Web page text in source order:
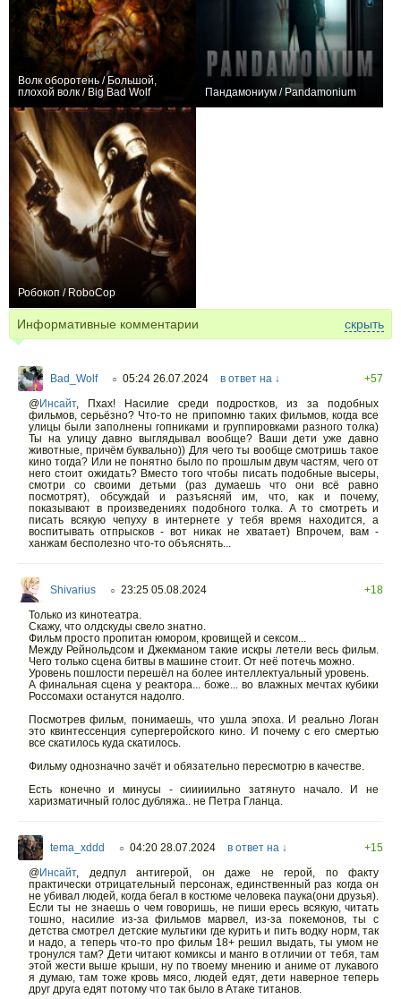
Волк оборотень / Большой,
плохой волк / Big Bad Wolf
Пандамониум / Pandamonium
Робокоп / RoboCop
Информативные комментарии скрыть
Bad_Wolf ○ 05:24 26.07.2024 в ответ на ↓
+57
@Инсайт, Пхах! Насилие среди подростков, из за подобных
фильмов, серьёзно? Что-то не припомню таких фильмов, когда все
улицы были заполнены гопниками и группировками разного толка)
Ты на улицу давно выглядывал вообще? Ваши дети уже давно
животные, причём буквально)) Для чего ты вообще смотришь такое
кино тогда? Или не понятно было по прошлым двум частям, чего от
него стоит ожидать? Вместо того чтобы писать подобные высеры,
смотри со своими детьми (раз думаешь что они всё равно
посмотрят), обсуждай и разъясняй им, что, как и почему,
показывают в произведениях подобного толка. А то смотреть и
писать всякую чепуху в интернете у тебя время находится, а
воспитывать отпрысков - вот никак не хватает) Впрочем, вам -
ханжам бесполезно что-то объяснять...
Shivarius ○ 23:25 05.08.2024
+18
Только из кинотеатра.
Скажу, что олдскуды свело знатно.
Фильм просто пропитан юмором, кровищей и сексом...
Между Рейнольдсом и Джекманом такие искры летели весь фильм.
Чего только сцена битвы в машине стоит. От неё потечь можно.
Уровень пошлости перешёл на более интеллектуальный уровень.
А финальная сцена у реактора... боже... во влажных мечтах кубики
Россомахи останутся надолго.
Посмотрев фильм, понимаешь, что ушла эпоха. И реально Логан
это квинтессенция супергеройского кино. И почему с его смертью
все скатилось куда скатилось.
Фильму однозначно зачёт и обязательно пересмотрю в качестве.
Есть конечно и минусы - сииииильно затянуто начало. И не
харизматичный голос дубляжа.. не Петра Гланца.
tema_xddd ○ 04:20 28.07.2024 в ответ на ↓
+15
@Инсайт, дедпул антигерой, он даже не герой, по факту
практически отрицательный персонаж, единственный раз когда он
не убивал людей, когда бегал в костюме человека паука(они друзья).
Если ты не знаешь о чем говоришь, не пиши ересь всякую, читать
тошно, насилие из-за фильмов марвел, из-за покемонов, ты с
детства смотрел детские мультики где курить и пить водку норм, так
и надо, а теперь что-то про фильм 18+ решил выдать, ты умом не
тронулся там? Дети читают комиксы и манго в отличии от тебя, там
этой жести выше крыши, ну по твоему мнению и аниме от лукавого
я думаю, там тоже кровь мясо, людей едят, дети наверное теперь
друг друга едят потому что так было в Атаке титанов.